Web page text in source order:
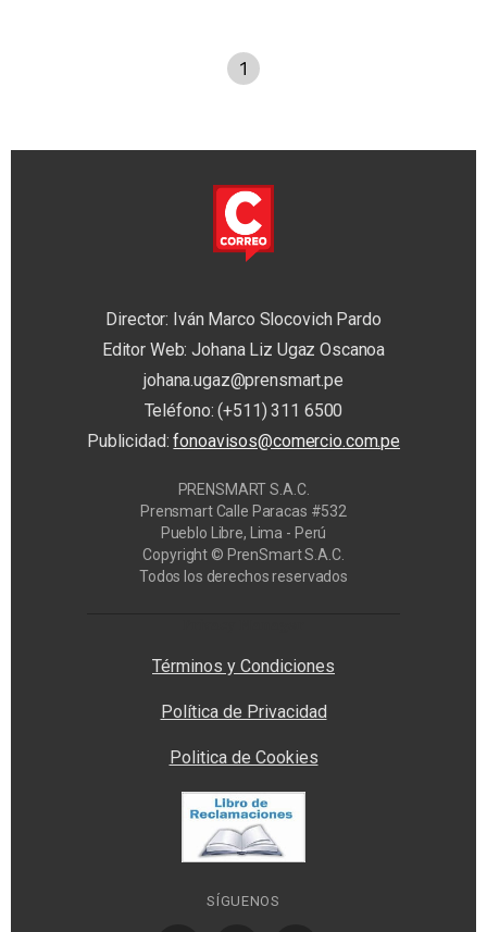
1
Director: Iván Marco Slocovich Pardo
Editor Web: Johana Liz Ugaz Oscanoa
johana.ugaz@prensmart.pe
Teléfono: (+511) 311 6500
Publicidad:fonoavisos@comercio.com.pe
PRENSMART S.A.C.
Prensmart Calle Paracas #532
Pueblo Libre, Lima - Perú
Copyright © PrenSmart S.A.C.
Todos los derechos reservados
Términos y Condiciones
Política de Privacidad
Politica de Cookies
SÍGUENOS